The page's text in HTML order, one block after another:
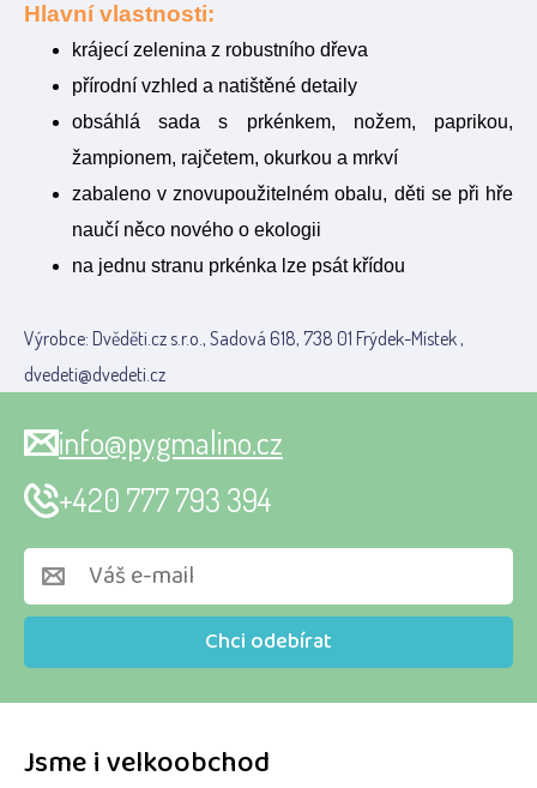
Hlavní vlastnosti:
krájecí zelenina z robustního dřeva
přírodní vzhled a natištěné detaily
obsáhlá sada s prkénkem, nožem, paprikou,
žampionem, rajčetem, okurkou a mrkví
zabaleno v znovupoužitelném obalu, děti se při hře
naučí něco nového o ekologii
na jednu stranu prkénka lze psát křídou
Výrobce: Dvěděti.cz s.r.o., Sadová 618, 738 01 Frýdek-Místek ,
dvedeti@dvedeti.cz
Jsme i velkoobchod
Chci odebírat
info@pygmalino.cz
+420 777 793 394